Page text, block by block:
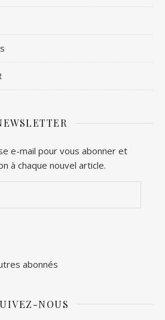
e-mail pour vous abonner et
à chaque nouvel article.
abonnés
NOUS